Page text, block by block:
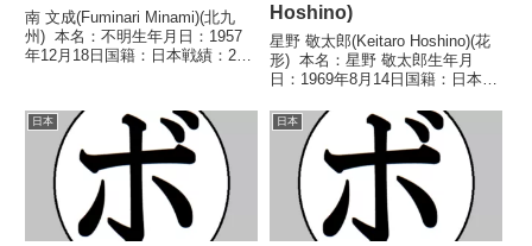
南 文成(Fuminari Minami)(北九
州) 本名：不明生年月日：1957
年12月18日国籍：日本戦績：2戦
不明) 上野 修(熊本)1978/10/1...
Hoshino)
星野 敬太郎(Keitaro Hoshino)(花
形) 本名：星野 敬太郎生年月
日：1969年8月14日国籍：日本戦
タイトル】第12代日本ミニマム
級王座第10代WBA世界ミニマム
級王座第13代WB...
日本 日本